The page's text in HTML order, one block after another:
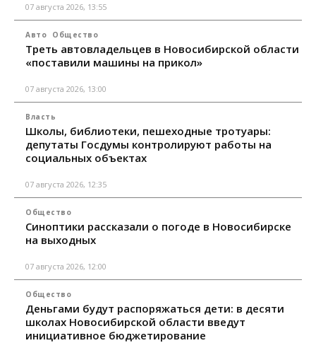
07 августа 2026, 13:55
Авто Общество
Треть автовладельцев в Новосибирской области
«поставили машины на прикол»
07 августа 2026, 13:00
Власть
Школы, библиотеки, пешеходные тротуары:
депутаты Госдумы контролируют работы на
социальных объектах
07 августа 2026, 12:35
Общество
Синоптики рассказали о погоде в Новосибирске
на выходных
07 августа 2026, 12:00
Общество
Деньгами будут распоряжаться дети: в десяти
школах Новосибирской области введут
инициативное бюджетирование